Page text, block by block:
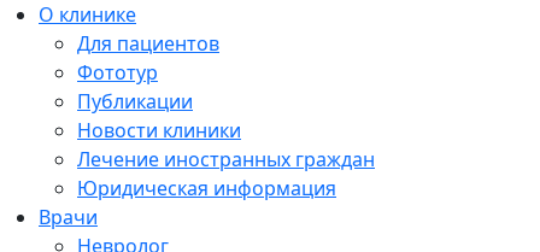
О клинике
Для пациентов
Фототур
Публикации
Новости клиники
Лечение иностранных граждан
Юридическая информация
Врачи
Невролог